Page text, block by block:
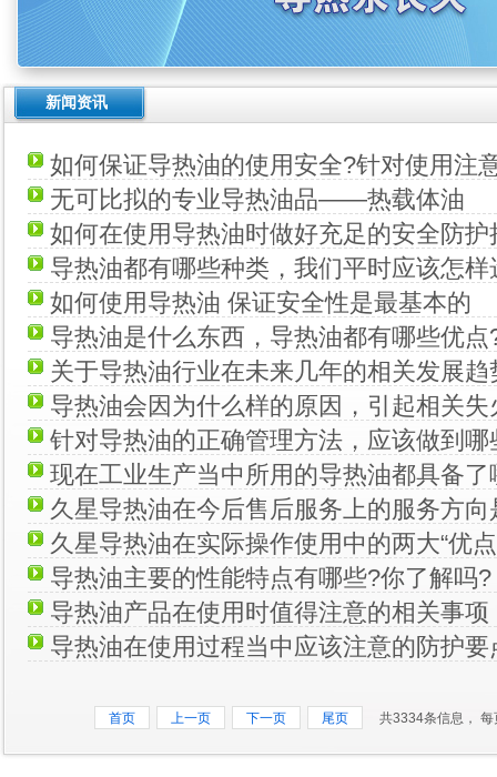
新闻资讯
如何保证导热油的使用安全?针对使用注
析
无可比拟的专业导热油品——热载体油
如何在使用导热油时做好充足的安全防护
导热油都有哪些种类，我们平时应该怎样
如何使用导热油 保证安全性是最基本的
导热油是什么东西，导热油都有哪些优点
关于导热油行业在未来几年的相关发展趋
导热油会因为什么样的原因，引起相关
针对导热油的正确管理方法，应该做到哪
现在工业生产当中所用的导热油都具备了
久星导热油在今后售后服务上的服务方向
久星导热油在实际操作使用中的两大“优点
导热油主要的性能特点有哪些?你了解吗?
导热油产品在使用时值得注意的相关事项
导热油在使用过程当中应该注意的防护要
首页 上一页 下一页 尾页 共3334条信息， 每